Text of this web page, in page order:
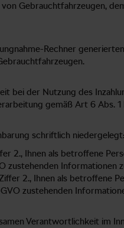
Gebrauchtfahrzeugen,
Rechner
bei der Nutzung des
gemäß Art 6 Abs. 1
schriftlich niedergelegt:
2., Ihnen als betroffene
zustehenden Informationen
2., Ihnen als betroffene
zustehenden
Verantwortlichkeit im